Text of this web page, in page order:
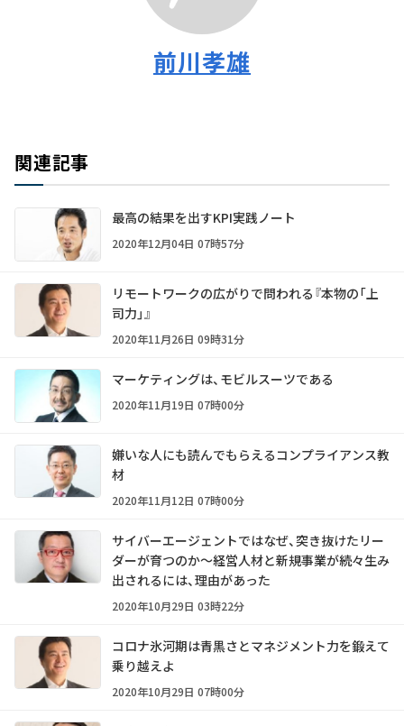
前川孝雄
関連記事
最高の結果を出すKPI実践ノート
2020年12月04日 07時57分
リモートワークの広がりで問われる『本物の「上
司力」』
2020年11月26日 09時31分
マーケティングは、モビルスーツである
2020年11月19日 07時00分
嫌いな人にも読んでもらえるコンプライアンス教
材
2020年11月12日 07時00分
サイバーエージェントではなぜ、突き抜けたリー
ダーが育つのか～経営人材と新規事業が続々生み
出されるには、理由があった
2020年10月29日 03時22分
コロナ氷河期は青黒さとマネジメント力を鍛えて
乗り越えよ
2020年10月29日 07時00分